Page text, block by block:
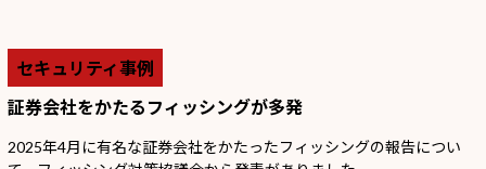
セキュリティ事例
証券会社をかたるフィッシングが多発
2025年4月に有名な証券会社をかたったフィッシングの報告につい